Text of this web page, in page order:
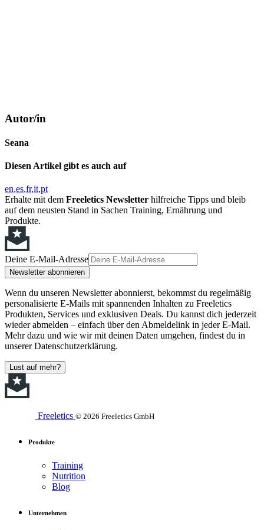
Autor/in
Seana
Diesen Artikel gibt es auch auf
en es fr it pt
Erhalte mit dem Freeletics Newsletter hilfreiche Tipps und bleib
auf dem neusten Stand in Sachen Training, Ernährung und
Produkte.
Deine E-Mail-Adresse
Newsletter abonnieren
Wenn du unseren Newsletter abonnierst, bekommst du regelmäßig
personalisierte E-Mails mit spannenden Inhalten zu Freeletics
Produkten, Services und exklusiven Deals. Du kannst dich jederzeit
wieder abmelden – einfach über den Abmeldelink in jeder E-Mail.
Mehr dazu und wie wir mit deinen Daten umgehen, findest du in
unserer Datenschutzerklärung.
Lust auf mehr?
Freeletics © 2026 Freeletics GmbH
Produkte
Training
Nutrition
Blog
Unternehmen